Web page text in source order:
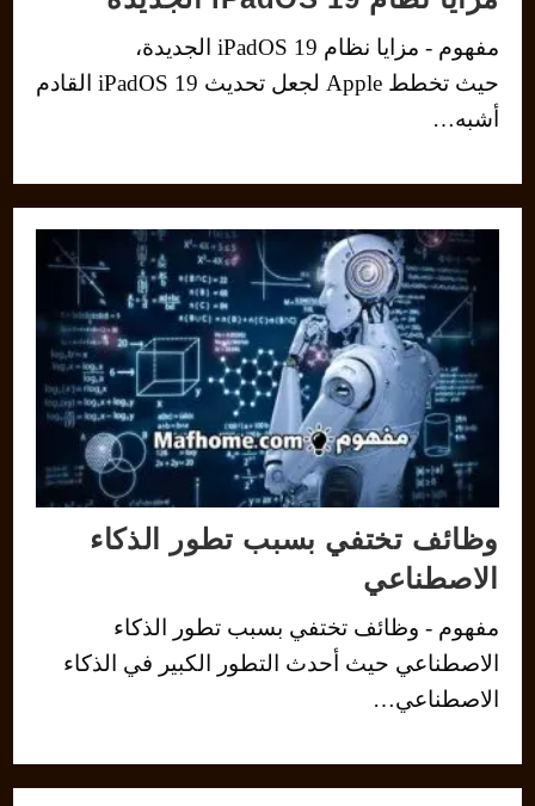
مفهوم - مزايا نظام iPadOS 19 الجديدة،
حيث تخطط Apple لجعل تحديث iPadOS 19 القادم
أشبه…
وظائف تختفي بسبب تطور الذكاء
الاصطناعي
مفهوم - وظائف تختفي بسبب تطور الذكاء
الاصطناعي حيث أحدث التطور الكبير في الذكاء
الاصطناعي…